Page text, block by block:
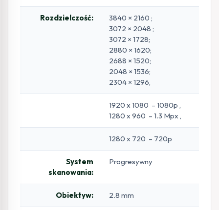
Rozdzielczość:
3840 × 2160 ;
3072 × 2048 ;
3072 × 1728;
2880 × 1620;
2688 × 1520;
2048 × 1536;
2304 × 1296,
1920 x 1080 – 1080p ,
1280 x 960 – 1.3 Mpx ,
1280 x 720 – 720p
System
skanowania:
Progresywny
Obiektyw: 2.8 mm